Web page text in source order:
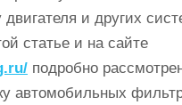
и других
статье и на сайте
подробно
автомобильных